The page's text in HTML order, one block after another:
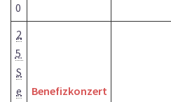
0
2
5
S
e
Benefizkonzert